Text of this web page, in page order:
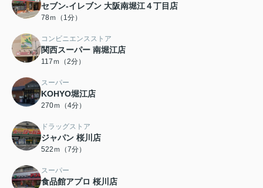
セブン-イレブン 大阪南堀江４丁目店
78ｍ（1分）
コンビニエンスストア
関西スーパー 南堀江店
117ｍ（2分）
スーパー
KOHYO堀江店
270ｍ（4分）
ドラッグストア
ジャパン 桜川店
522ｍ（7分）
スーパー
食品館アプロ 桜川店